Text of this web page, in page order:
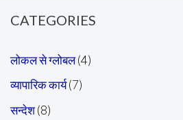
CATEGORIES
लोकल से ग्लोबल(4)
व्यापारिक कार्य(7)
सन्देश(8)